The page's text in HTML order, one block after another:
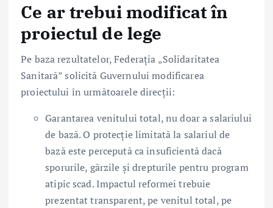
Ce ar trebui modificat în
proiectul de lege
Pe baza rezultatelor, Federația „Solidaritatea
Sanitară” solicită Guvernului modificarea
proiectului în următoarele direcții:
Garantarea venitului total, nu doar a salariului
de bază. O protecție limitată la salariul de
bază este percepută ca insuficientă dacă
sporurile, gărzile și drepturile pentru program
atipic scad. Impactul reformei trebuie
prezentat transparent, pe venitul total, pe